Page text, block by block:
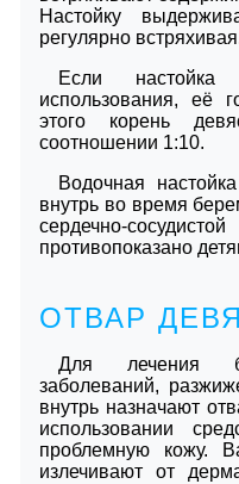
Настойку
регулярно
Если
использования, её
этого корень
соотношении 1:10.
Водочная
внутрь во время
сердечно-
противопоказано
ОТВАР
Для лечения
заболеваний,
внутрь назначают
использовании
проблемную кожу.
излечивают от